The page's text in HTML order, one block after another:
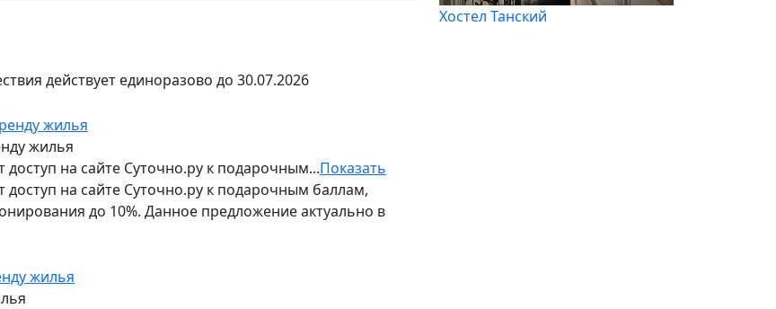
действует единоразово до 30.07.2026
жилья
на сайте Суточно.ру к подарочным...Показать
на сайте Суточно.ру к подарочным баллам,
до 10%. Данное предложение актуально в
Хостел Танский